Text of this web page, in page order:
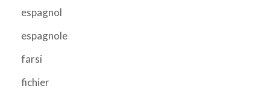
espagnol
espagnole
farsi
fichier